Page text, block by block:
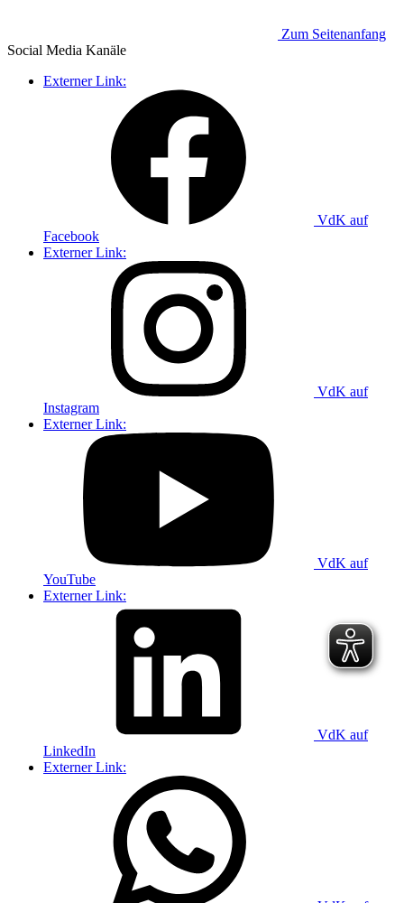
Zum Seitenanfang
Social Media Kanäle
Externer Link:
VdK auf
Facebook
Externer Link:
VdK auf
Instagram
Externer Link:
VdK auf
YouTube
Externer Link:
VdK auf
LinkedIn
Externer Link: